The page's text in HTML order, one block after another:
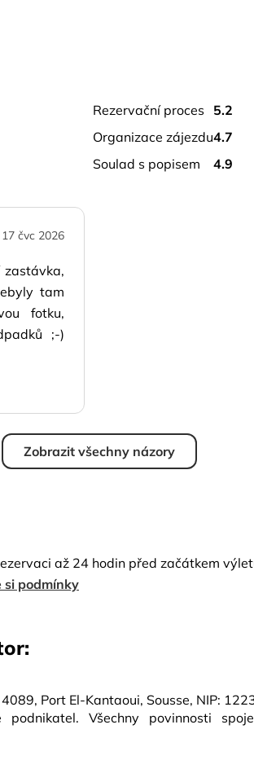
rezervační proces 5.2
organizace zájezdu4.7
soulad s popisem
4.9
17 čvc 2026
zastávka,
tam
fotku,
;-)
Zobrazit všechny názory
až 24 hodin před začátkem
si podmínky
Port El-Kantaoui, Sousse, NIP:
Všechny povinnosti